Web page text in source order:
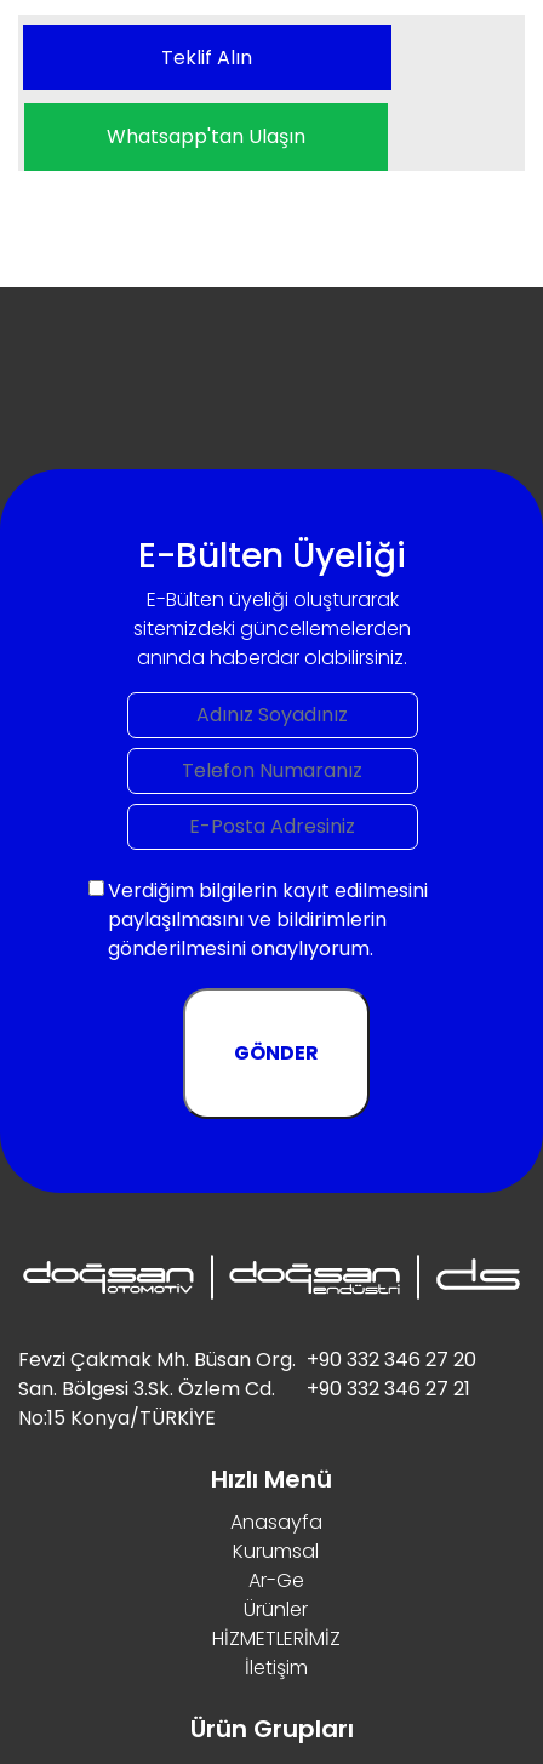
Teklif Alın
Whatsapp'tan Ulaşın
E-Bülten Üyeliği
E-Bülten üyeliği oluşturarak
sitemizdeki güncellemelerden
anında haberdar olabilirsiniz.
GÖNDER
Verdiğim bilgilerin kayıt edilmesini
paylaşılmasını ve bildirimlerin
gönderilmesini onaylıyorum.
Fevzi Çakmak Mh. Büsan Org.
San. Bölgesi 3.Sk. Özlem Cd.
No:15 Konya/TÜRKİYE
+90 332 346 27 20
+90 332 346 27 21
Hızlı Menü
Anasayfa
Kurumsal
Ar-Ge
Ürünler
HİZMETLERİMİZ
İletişim
Ürün Grupları